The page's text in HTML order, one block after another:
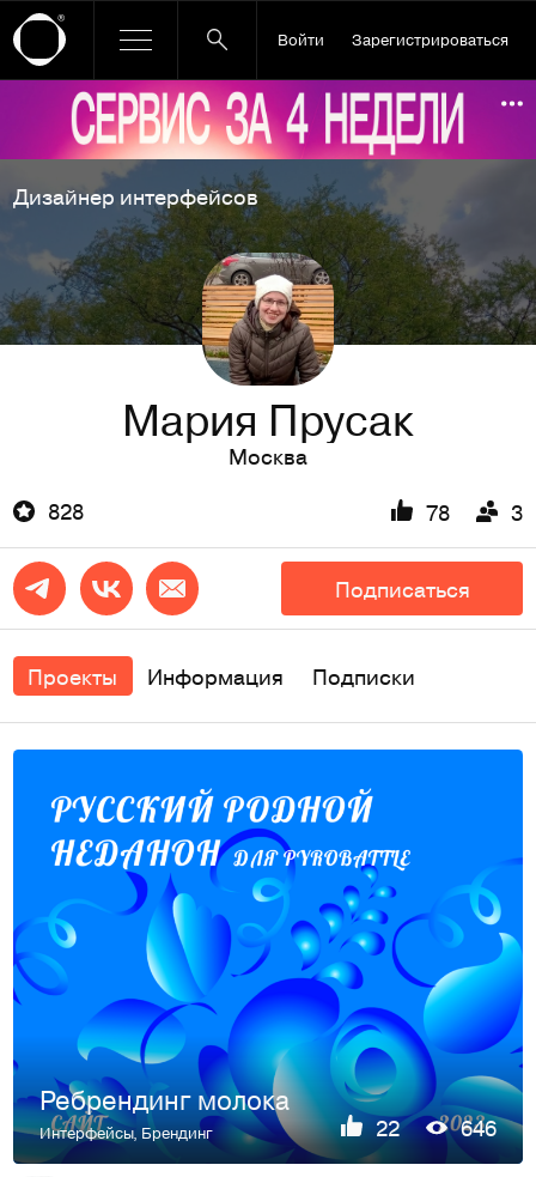
Войти Зарегистрироваться
Ссылка баннера
Дизайнер интерфейсов
Мария Прусак
Москва
828
78 3
Подписаться
Проекты Информация Подписки
Ребрендинг молока
Интерфейсы,Брендинг 22 646